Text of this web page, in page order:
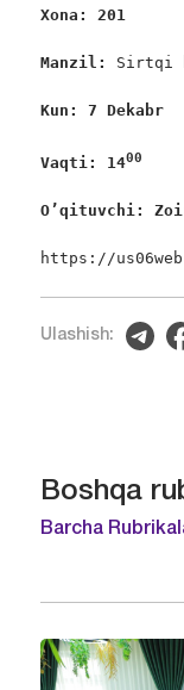
Xona: 201
Manzil: Sirtqi
Kun: 7 Dekabr
Vaqti: 1400
O’qituvchi:
https://
Ulashish:
Boshqa
Barcha